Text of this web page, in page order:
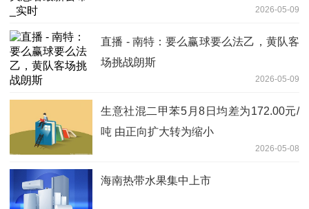
2026-05-09
直播 - 南特：要么赢球要么法乙，黄队客
场挑战朗斯
2026-05-09
生意社混二甲苯5月8日均差为172.00元/
吨 由正向扩大转为缩小
2026-05-08
海南热带水果集中上市